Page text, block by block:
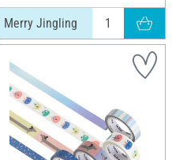
Merry Jingling